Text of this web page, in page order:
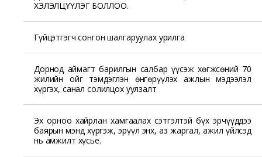
ХЭЛЭЛЦҮҮЛЭГ БОЛЛОО.
Гүйцэтгэгч сонгон шалгаруулах урилга
Дорнод аймагт барилгын салбар үүсэж хөгжсөний 70
жилийн ойг тэмдэглэн өнгөрүүлэх ажлын мэдээлэл
хүргэх, санал солилцох уулзалт
Эх орноо хайрлан хамгаалах сэтгэлтэй бүх эрчүүддээ
баярын мэнд хүргэж, эрүүл энх, аз жаргал, ажил үйлсэд
нь амжилт хүсье.